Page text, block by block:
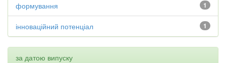
1
формування
1
інноваційний потенціал
за датою випуску